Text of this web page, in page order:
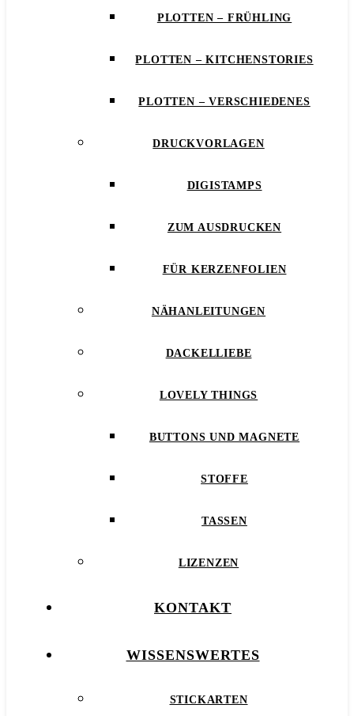
PLOTTEN – FRÜHLING
PLOTTEN – KITCHENSTORIES
PLOTTEN – VERSCHIEDENES
DRUCKVORLAGEN
DIGISTAMPS
ZUM AUSDRUCKEN
FÜR KERZENFOLIEN
NÄHANLEITUNGEN
DACKELLIEBE
LOVELY THINGS
BUTTONS UND MAGNETE
STOFFE
TASSEN
LIZENZEN
KONTAKT
WISSENSWERTES
STICKARTEN